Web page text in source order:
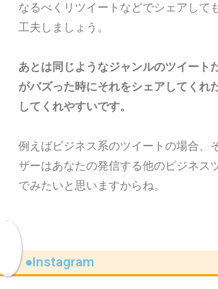
なるべくリツイートなどでシェアして
工夫しましょう。
あとは同じようなジャンルのツイート
がバズった時にそれをシェアしてくれ
してくれやすいです。
例えばビジネス系のツイートの場合、
ザーはあなたの発信する他のビジネス
でみたいと思いますからね。
●Instagram